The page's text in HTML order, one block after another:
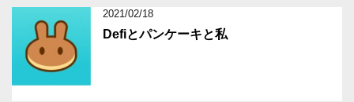
2021/02/18
Defiとパンケーキと私